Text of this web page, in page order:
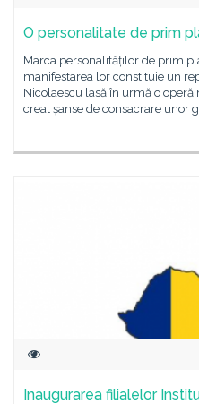
O personalitate de prim
Marca personalităților de prim
manifestarea lor constituie un
Nicolaescu lasă în urmă o
creat șanse de consacrare unor
Inaugurarea filialelor